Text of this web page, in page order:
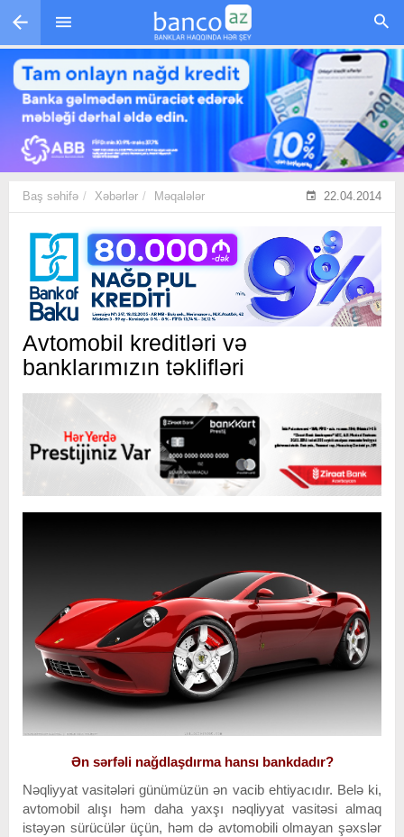
Skip to main content
Baş səhifə Xəbərlər Məqalələr 22.04.2014
Avtomobil kreditləri və
banklarımızın təklifləri
Ən sərfəli nağdlaşdırma hansı bankdadır?
Nəqliyyat vasitələri günümüzün ən vacib ehtiyacıdır. Belə ki,
avtomobil alışı həm daha yaxşı nəqliyyat vasitəsi almaq
istəyən sürücülər üçün, həm də avtomobili olmayan şəxslər